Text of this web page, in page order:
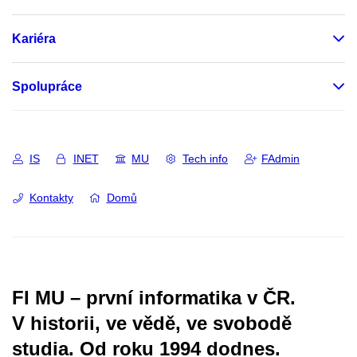
Kariéra
Spolupráce
IS INET MU Tech info FAdmin
Kontakty Domů
FI MU – první informatika v ČR.
V historii, ve vědě, ve svobodě
studia. Od roku 1994 dodnes.